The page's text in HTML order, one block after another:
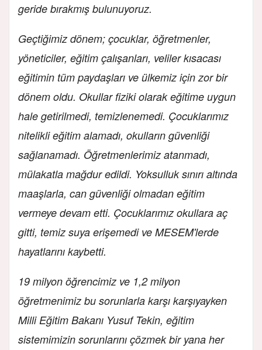
geride bırakmış bulunuyoruz.
Geçtiğimiz dönem; çocuklar, öğretmenler,
yöneticiler, eğitim çalışanları, veliler kısacası
eğitimin tüm paydaşları ve ülkemiz için zor bir
dönem oldu. Okullar fiziki olarak eğitime uygun
hale getirilmedi, temizlenemedi. Çocuklarımız
nitelikli eğitim alamadı, okulların güvenliği
sağlanamadı. Öğretmenlerimiz atanmadı,
mülakatla mağdur edildi. Yoksulluk sınırı altında
maaşlarla, can güvenliği olmadan eğitim
vermeye devam etti. Çocuklarımız okullara aç
gitti, temiz suya erişemedi ve MESEM'lerde
hayatlarını kaybetti.
19 milyon öğrencimiz ve 1,2 milyon
öğretmenimiz bu sorunlarla karşı karşıyayken
Milli Eğitim Bakanı Yusuf Tekin, eğitim
sistemimizin sorunlarını çözmek bir yana her